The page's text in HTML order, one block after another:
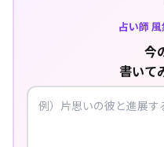
占い師 風
今
書いて